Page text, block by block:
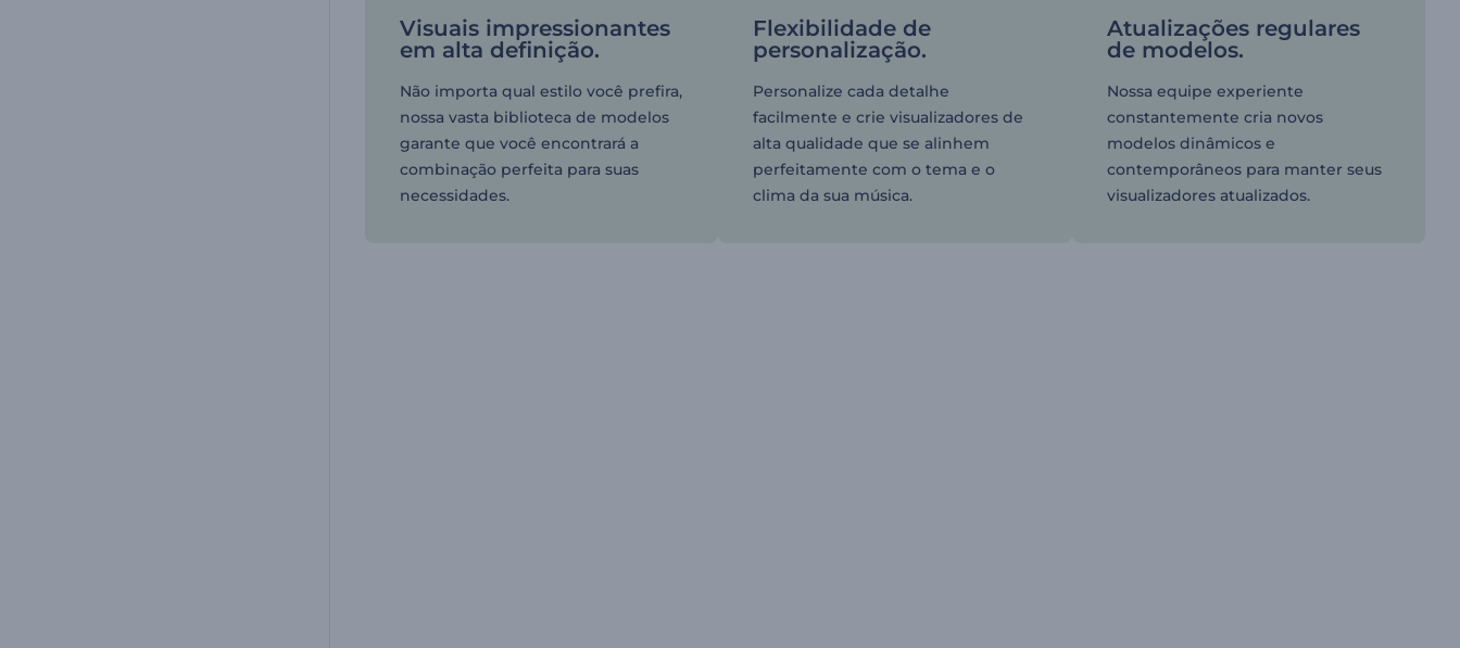
Visuais impressionantes
em alta definição.
Não importa qual estilo você prefira,
nossa vasta biblioteca de modelos
garante que você encontrará a
combinação perfeita para suas
necessidades.
Flexibilidade de
personalização.
Personalize cada detalhe
facilmente e crie visualizadores de
alta qualidade que se alinhem
perfeitamente com o tema e o
clima da sua música.
Atualizações regulares
de modelos.
Nossa equipe experiente
constantemente cria novos
modelos dinâmicos e
contemporâneos para manter seus
visualizadores atualizados.